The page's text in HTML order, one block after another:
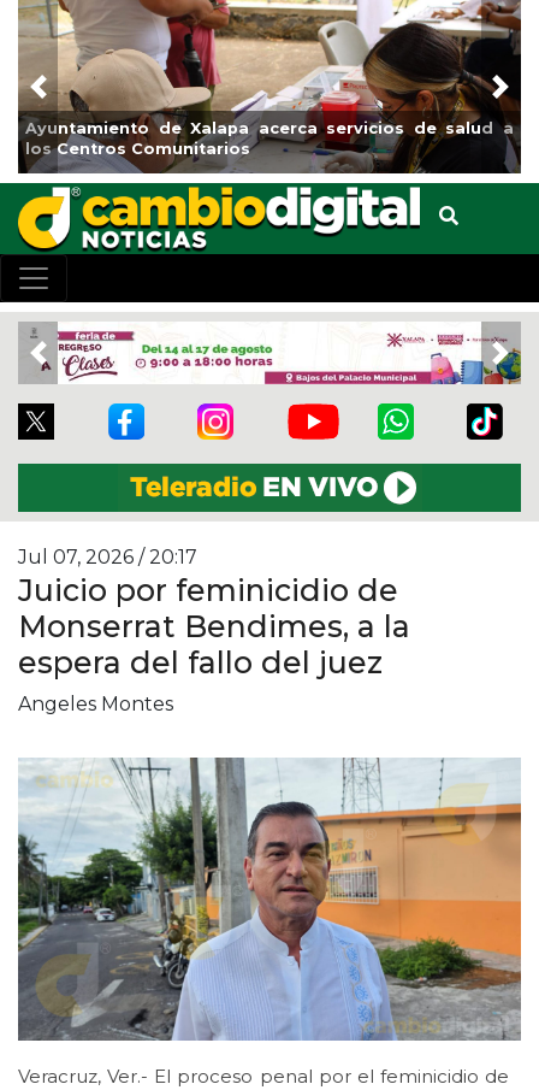
de Xalapa acerca servicios de salud a
Comunitarios
Municipio
el boulevard
Previous
Previous
Jul 07, 2026 / 20:17
Juicio por feminicidio de
Monserrat Bendimes, a la
espera del fallo del juez
Angeles Montes
Veracruz, Ver.- El proceso penal por el feminicidio de